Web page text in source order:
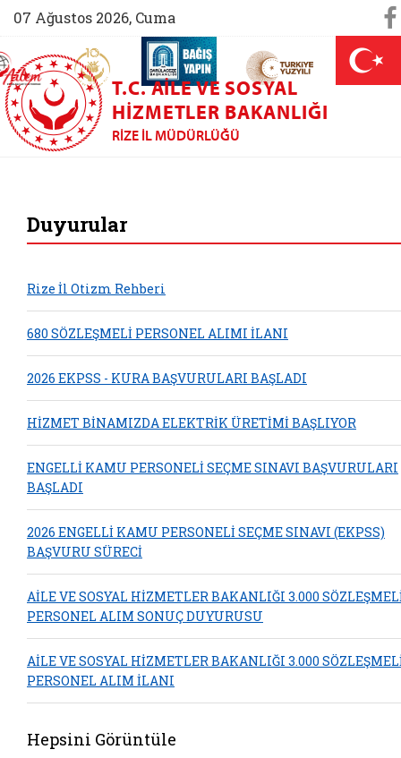
07 Ağustos 2026, Cuma
(yeni sekmede açılır)
AİLEM İletişim Merkezi (yeni sekmede açılır)
Aile ve Nüfus On Yılı (yeni sekmede açılır)
Darülaceze bağış sayfası (yeni
T.C. AILE VE SOSYAL
HIZMETLER BAKANLIĞI
RIZE İL MÜDÜRLÜĞÜ
Duyurular
Rize İl Otizm Rehberi
680 SÖZLEŞMELİ PERSONEL ALIMI İLANI
2026 EKPSS - KURA BAŞVURULARI BAŞLADI
HİZMET BİNAMIZDA ELEKTRİK ÜRETİMİ BAŞLIYOR
ENGELLİ KAMU PERSONELİ SEÇME SINAVI BAŞVURULARI
BAŞLADI
2026 ENGELLİ KAMU PERSONELİ SEÇME SINAVI (EKPSS)
BAŞVURU SÜRECİ
AİLE VE SOSYAL HİZMETLER BAKANLIĞI 3.000
PERSONEL ALIM SONUÇ DUYURUSU
AİLE VE SOSYAL HİZMETLER BAKANLIĞI 3.000
PERSONEL ALIM İLANI
Hepsini Görüntüle